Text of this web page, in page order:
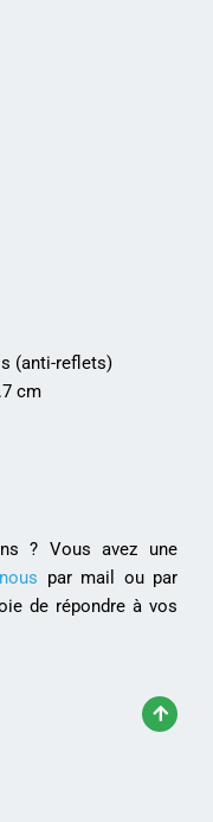
(anti-reflets)
cm
? Vous avez une
par mail ou par
de répondre à vos